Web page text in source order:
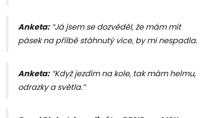
Anketa:“Já jsem se dozvěděl, že mám mít
pásek na přilbě stáhnutý více, by mi nespadla.
Anketa:“Když jezdím na kole, tak mám helmu,
odrazky a světla.”